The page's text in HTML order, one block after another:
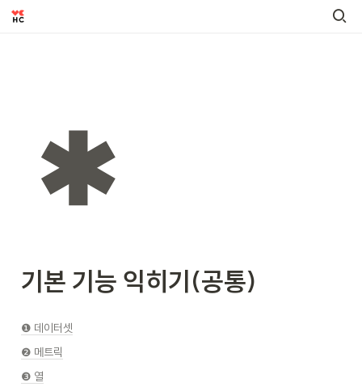
기본 기능 익히기(공통)
❶ 데이터셋
❷ 메트릭
❸ 열